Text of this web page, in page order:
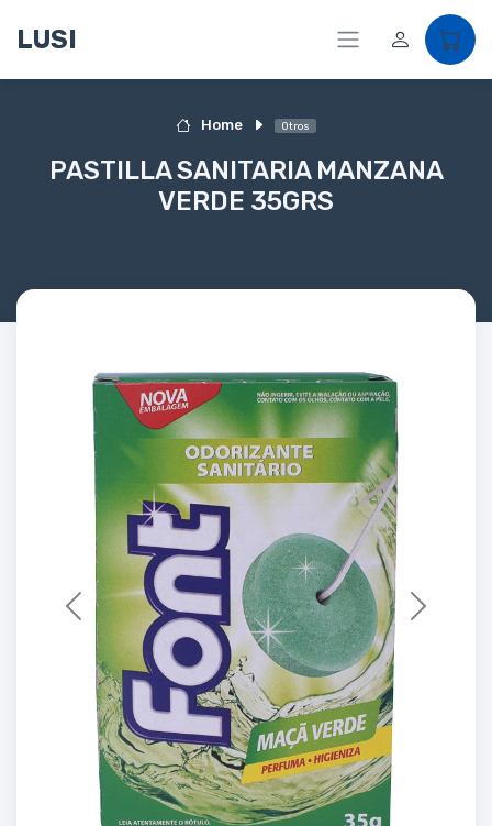
LUSI
Home Otros
PASTILLA SANITARIA MANZANA
VERDE 35GRS
Previous Next